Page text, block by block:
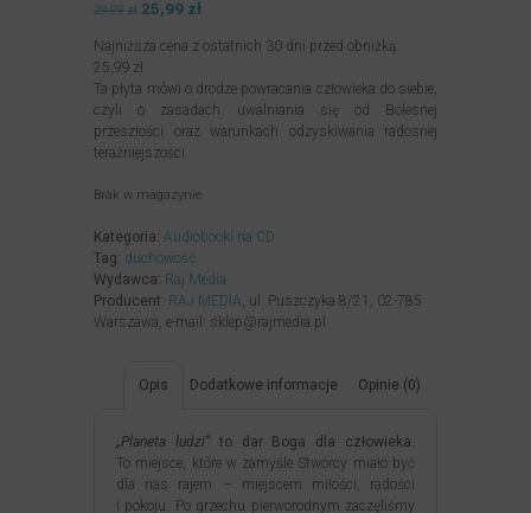
29,99zł Pierwotna
wynosiła:
29,99zł.
25,99 złAktualna
wynosi:
Najniższa cena z ostatnich 30 dni przed obniżką:
25,99 zł
Ta płyta mówi o drodze powracania człowieka do siebie,
czyli o zasadach uwalniania się od Bolesnej
przeszłości oraz warunkach odzyskiwania radosnej
teraźniejszości.
Brak w magazynie
Kategoria: Audiobooki na CD
Tag: duchowość
Wydawca: Raj Media
Producent: RAJ MEDIA, ul. Puszczyka 8/21, 02-785
Warszawa, e-mail: sklep@rajmedia.pl
Opis Dodatkowe informacje Opinie (0)
„Planeta ludzi”to dar Boga dla człowieka.
To miejsce, które w zamyśle Stwórcy miało być
dla nas rajem – miejscem miłości, radości
i pokoju. Po grzechu pierworodnym zaczęliśmy